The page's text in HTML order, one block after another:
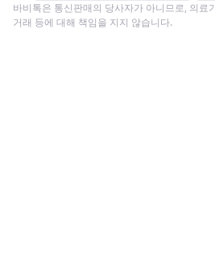
바비톡은 통신판매의 당사자가 아니므로, 의료
거래 등에 대해 책임을 지지 않습니다.